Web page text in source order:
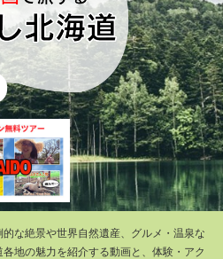
な絶景や世界自然遺産、グルメ・温泉な
地の魅力を紹介する動画と、体験・アク